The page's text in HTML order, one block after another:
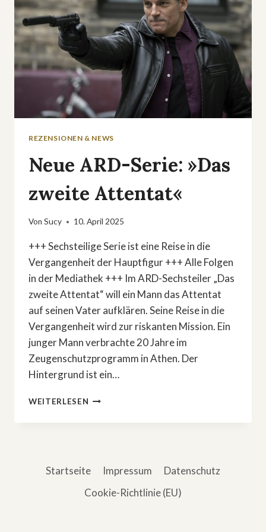
REZENSIONEN & NEWS
Neue ARD-Serie: »Das
zweite Attentat«
Von Sucy 10. April 2025
+++ Sechsteilige Serie ist eine Reise in die
Vergangenheit der Hauptfigur +++ Alle Folgen
in der Mediathek +++ Im ARD-Sechsteiler „Das
zweite Attentat“ will ein Mann das Attentat
auf seinen Vater aufklären. Seine Reise in die
Vergangenheit wird zur riskanten Mission. Ein
junger Mann verbrachte 20 Jahre im
Zeugenschutzprogramm in Athen. Der
Hintergrund ist ein…
WEITERLESEN NEUE
SERIE:
Startseite Impressum
Datenschutz
Cookie-Richtlinie (EU)